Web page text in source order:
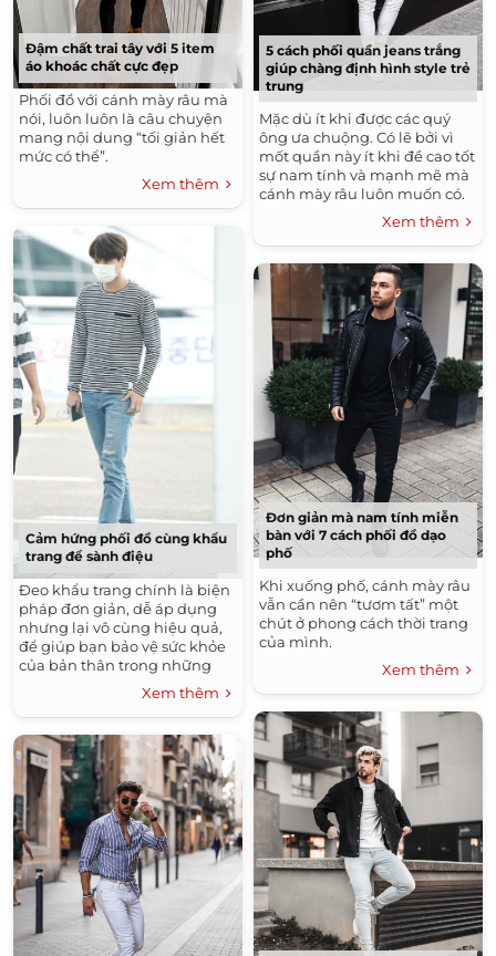
Đậm chất trai tây với 5 item
áo khoác chất cực đẹp
Phối đồ với cánh mày râu mà
nói, luôn luôn là câu chuyện
mang nội dung “tối giản hết
mức có thể”.
Xem thêm
Cảm hứng phối đồ cùng khẩu
trang để sành điệu
Đeo khẩu trang chính là biện
pháp đơn giản, dễ áp dụng
nhưng lại vô cùng hiệu quả,
để giúp bạn bảo vệ sức khỏe
của bản thân trong những
ngày xảy ra dịch Corona
Xem thêm
5 cách phối quần jeans trắng
giúp chàng định hình style trẻ
trung
Mặc dù ít khi được các quý
ông ưa chuộng. Có lẽ bởi vì
mốt quần này ít khi đề cao tốt
sự nam tính và mạnh mẽ mà
cánh mày râu luôn muốn có.
Xem thêm
Đơn giản mà nam tính miễn
bàn với 7 cách phối đồ dạo
phố
Khi xuống phố, cánh mày râu
vẫn cần nên “tươm tất” một
chút ở phong cách thời trang
của mình.
Xem thêm